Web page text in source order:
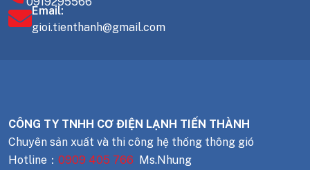
Email:
gioi.tienthanh@gmail.com
CÔNG TY TNHH CƠ ĐIỆN LẠNH TIẾN THÀNH
Chuyên sản xuất và thi công hệ thống thông gió
Hotline： 0909 405 766 Ms.Nhung